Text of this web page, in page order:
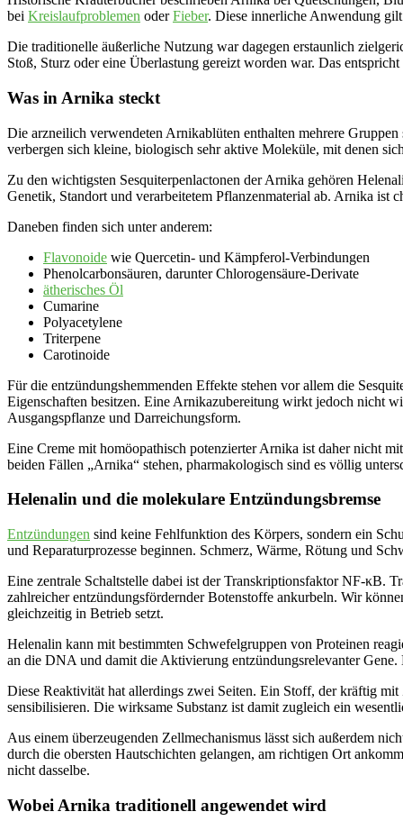
bei Kreislaufproblemen oderFieber. Diese innerliche Anwendung
Die traditionelle äußerliche Nutzung war dagegen erstaunlich
Stoß, Sturz oder eine Überlastung gereizt worden war. Das
Was in Arnika steckt
Die arzneilich verwendeten Arnikablüten enthalten mehrere
verbergen sich kleine, biologisch sehr aktive Moleküle, mit denen
Zu den wichtigsten Sesquiterpenlactonen der Arnika gehören
Genetik, Standort und verarbeitetem Pflanzenmaterial ab. Arnika ist
Daneben finden sich unter anderem:
Flavonoide wie Quercetin- und Kämpferol-Verbindungen
Phenolcarbonsäuren, darunter Chlorogensäure-Derivate
ätherisches Öl
Cumarine
Polyacetylene
Triterpene
Carotinoide
Für die entzündungshemmenden Effekte stehen vor allem die
Eigenschaften besitzen. Eine Arnikazubereitung wirkt jedoch nicht
Ausgangspflanze und Darreichungsform.
Eine Creme mit homöopathisch potenzierter Arnika ist daher nicht
beiden Fällen „Arnika“ stehen, pharmakologisch sind es völlig
Helenalin und die molekulare Entzündungsbremse
Entzündungen sind keine Fehlfunktion des Körpers, sondern ein
und Reparaturprozesse beginnen. Schmerz, Wärme, Rötung und
Eine zentrale Schaltstelle dabei ist der Transkriptionsfaktor NF-κB.
zahlreicher entzündungsfördernder Botenstoffe ankurbeln. Wir
gleichzeitig in Betrieb setzt.
Helenalin kann mit bestimmten Schwefelgruppen von Proteinen
an die DNA und damit die Aktivierung entzündungsrelevanter
Diese Reaktivität hat allerdings zwei Seiten. Ein Stoff, der kräftig
sensibilisieren. Die wirksame Substanz ist damit zugleich ein
Aus einem überzeugenden Zellmechanismus lässt sich außerdem
durch die obersten Hautschichten gelangen, am richtigen Ort
nicht dasselbe.
Wobei Arnika traditionell angewendet wird